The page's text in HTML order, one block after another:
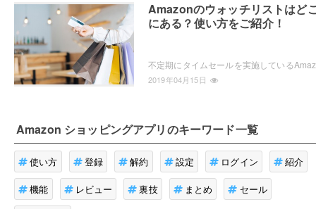
Amazonのウォッチリストはど
にある？使い方をご紹介！
2019年04月15日
Amazon ショッピングアプリのキーワード一覧
使い方 登録 解約 設定 ログイン 紹介
機能 レビュー 裏技 まとめ セール